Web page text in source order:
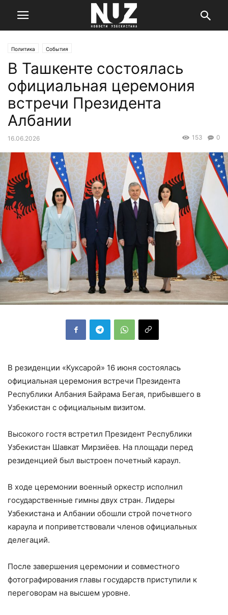
Политика События
В Ташкенте состоялась
официальная церемония
встречи Президента
Албании
16.06.2026 0
153
В резиденции «Куксарой» 16 июня состоялась
официальная церемония встречи Президента
Республики Албания Байрама Бегая, прибывшего в
Узбекистан с официальным визитом.
Высокого гостя встретил Президент Республики
Узбекистан Шавкат Мирзиёев. На площади перед
резиденцией был выстроен почетный караул.
В ходе церемонии военный оркестр исполнил
государственные гимны двух стран. Лидеры
Узбекистана и Албании обошли строй почетного
караула и поприветствовали членов официальных
делегаций.
После завершения церемонии и совместного
фотографирования главы государств приступили к
переговорам на высшем уровне.